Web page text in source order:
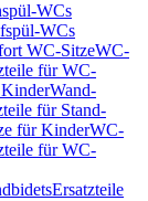
WCs
WCs
WC-SitzeWC-
für WC-
Wand-
für Stand-
für KinderWC-
für WC-
Ersatzteile